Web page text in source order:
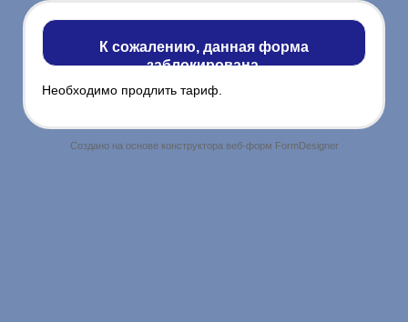
К сожалению, данная форма
заблокирована.
Необходимо продлить тариф.
Создано на основе конструктора веб-форм FormDesigner